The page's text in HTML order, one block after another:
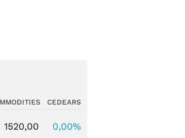
CEDEARS
1520,00
0,00%